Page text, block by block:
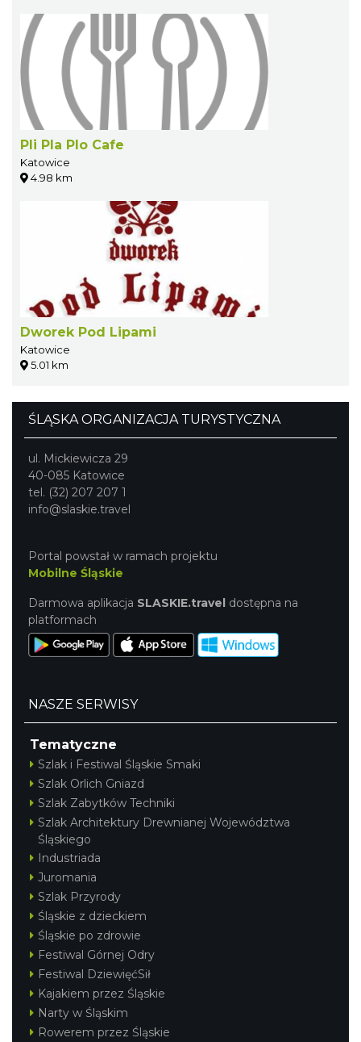
Pli Pla Plo Cafe
Katowice
4.98 km
Dworek Pod Lipami
Katowice
5.01 km
ŚLĄSKA ORGANIZACJA TURYSTYCZNA
ul. Mickiewicza 29
40-085 Katowice
tel. (32) 207 207 1
info@slaskie.travel
Portal powstał w ramach projektu
Mobilne Śląskie
Darmowa aplikacja SLASKIE.travel dostępna na
platformach
NASZE SERWISY
Tematyczne
Szlak i Festiwal Śląskie Smaki
Szlak Orlich Gniazd
Szlak Zabytków Techniki
Szlak Architektury Drewnianej Województwa
Śląskiego
Industriada
Juromania
Szlak Przyrody
Śląskie z dzieckiem
Śląskie po zdrowie
Festiwal Górnej Odry
Festiwal DziewięćSił
Kajakiem przez Śląskie
Narty w Śląskim
Rowerem przez Śląskie